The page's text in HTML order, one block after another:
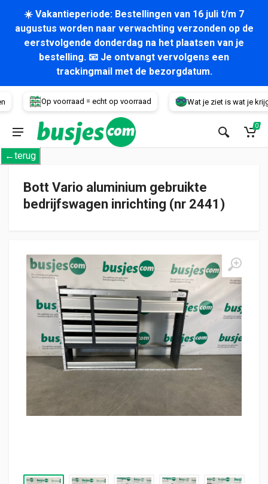
☀️ Vakantieperiode: Bestellingen van 16 juli t/m 7
augustus worden naar verwachting verzonden op de
eerstvolgende donderdag na het plaatsen van je
bestelling. 📧 Je ontvangt vervolgens een
trackingmail met de bezorgdatum.
Op voorraad = echt op voorraad Wat je ziet is wat je krijgt!
Voertuig
0
←terug
Bott Vario aluminium gebruikte
bedrijfswagen inrichting (nr 2441)